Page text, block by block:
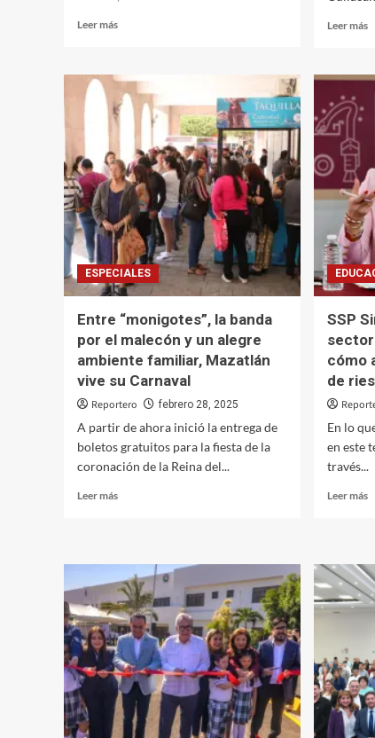
Leer másLeer
Grupo
Interinstitucional
detiene
civiles,
asegura
armamento
y
vehículos
Leer más
y
no
ESPECIALES
Entre “monigotes”, la banda
por el malecón y un alegre
ambiente familiar, Mazatlán
vive su Carnaval
Reportero febrero 28, 2025
A partir de ahora inició la entrega de
boletos gratuitos para la fiesta de la
coronación de la Reina del...
Leer másLeer
la
banda
por
el
malecón
y
un
alegre
ambiente
familiar,
SSP
cómo
de
En lo
en este
través...
Leer más
al